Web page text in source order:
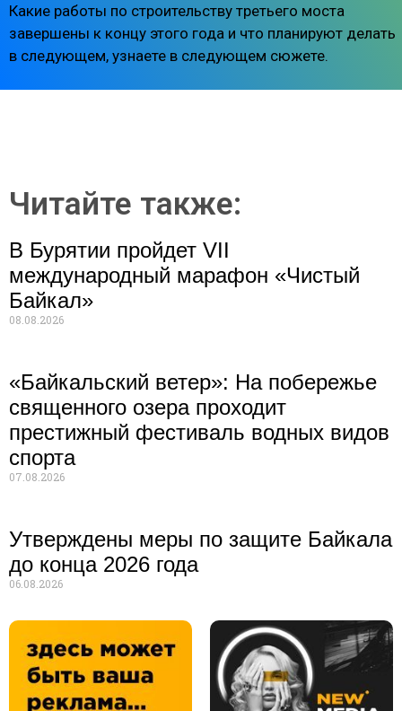
Какие работы по строительству третьего моста
завершены к концу этого года и что планируют делать
в следующем, узнаете в следующем сюжете.
Читайте также:
В Бурятии пройдет VII
международный марафон «Чистый
Байкал»
08.08.2026
«Байкальский ветер»: На побережье
священного озера проходит
престижный фестиваль водных видов
спорта
07.08.2026
Утверждены меры по защите Байкала
до конца 2026 года
06.08.2026